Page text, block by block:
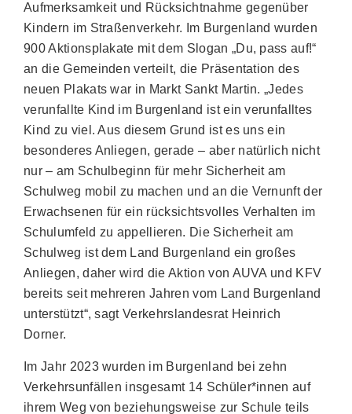
Aufmerksamkeit und Rücksichtnahme gegenüber
Kindern im Straßenverkehr. Im Burgenland wurden
900 Aktionsplakate mit dem Slogan „Du, pass auf!“
an die Gemeinden verteilt, die Präsentation des
neuen Plakats war in Markt Sankt Martin. „Jedes
verunfallte Kind im Burgenland ist ein verunfalltes
Kind zu viel. Aus diesem Grund ist es uns ein
besonderes Anliegen, gerade – aber natürlich nicht
nur – am Schulbeginn für mehr Sicherheit am
Schulweg mobil zu machen und an die Vernunft der
Erwachsenen für ein rücksichtsvolles Verhalten im
Schulumfeld zu appellieren. Die Sicherheit am
Schulweg ist dem Land Burgenland ein großes
Anliegen, daher wird die Aktion von AUVA und KFV
bereits seit mehreren Jahren vom Land Burgenland
unterstützt“, sagt Verkehrslandesrat Heinrich
Dorner.
Im Jahr 2023 wurden im Burgenland bei zehn
Verkehrsunfällen insgesamt 14 Schüler*innen auf
ihrem Weg von beziehungsweise zur Schule teils